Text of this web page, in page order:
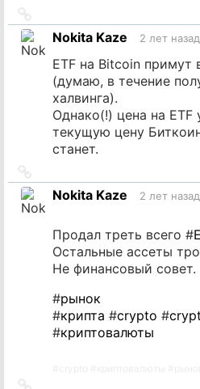
на
источник
Nokita Kaze 2 лет назад
ETF на Bitcoin
(думаю, в течение
халвинга).
Однако(!) цена на
текущую цену
станет.
на
источник
Nokita Kaze 2 лет назад
Продал треть всего #
Остальные ассеты
Не финансовый совет.
#рынок
#крипта #crypto #
#криптовалюты